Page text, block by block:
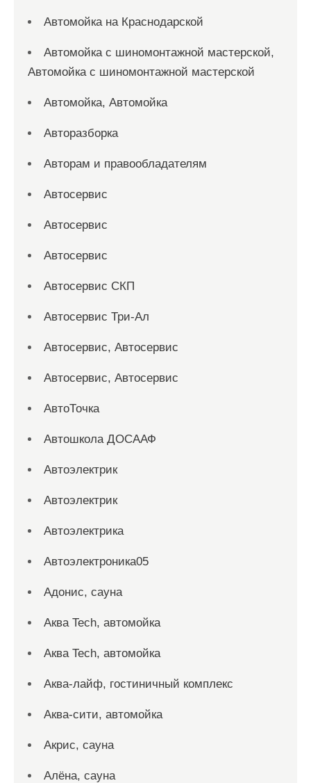
Автомойка на Краснодарской
Автомойка с шиномонтажной мастерской,
Автомойка с шиномонтажной мастерской
Автомойка, Автомойка
Авторазборка
Авторам и правообладателям
Автосервис
Автосервис
Автосервис
Автосервис СКП
Автосервис Три-Ал
Автосервис, Автосервис
Автосервис, Автосервис
АвтоТочка
Автошкола ДОСААФ
Автоэлектрик
Автоэлектрик
Автоэлектрика
Автоэлектроника05
Адонис, сауна
Аква Tech, автомойка
Аква Tech, автомойка
Аква-лайф, гостиничный комплекс
Аква-сити, автомойка
Акрис, сауна
Алёна, сауна